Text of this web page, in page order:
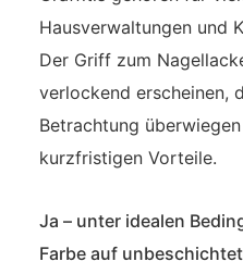
Hausverwaltungen und
Der Griff zum
verlockend erscheinen,
Betrachtung
kurzfristigen Vorteile.
Ja – unter idealen
Farbe auf